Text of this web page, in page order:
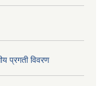
प्रगती विवरण